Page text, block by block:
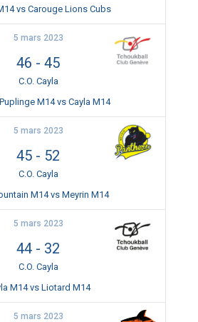
vs Carouge Lions Cubs
5 mars 2023
46 -45
C.O. Cayla
M14 vs Cayla M14
5 mars 2023
45 - 52
C.O. Cayla
M14 vs Meyrin M14
5 mars 2023
44 - 32
C.O. Cayla
M14 vs Liotard M14
5 mars 2023